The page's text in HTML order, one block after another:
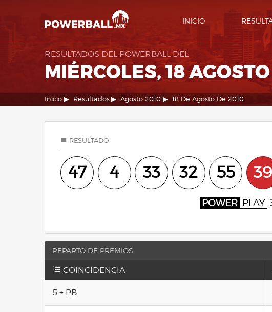
INICIO
RESULTADOS DEL POWERBALL DEL
MIÉRCOLES, 18
Inicio Resultados Agosto 2010 18 De Agosto De 2010
RESULTADO
47 4 33 32 55 39
POWER PLAY
REPARTO DE PREMIOS
COINCIDENCIA
5 + PB